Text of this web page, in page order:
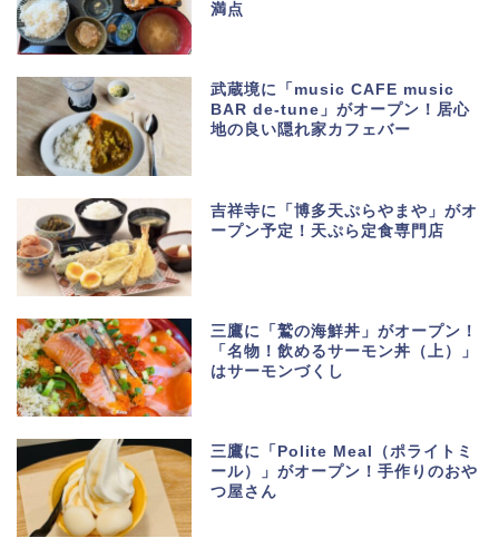
満点
武蔵境に「music CAFE music
BAR de-tune」がオープン！居心
地の良い隠れ家カフェバー
吉祥寺に「博多天ぷらやまや」がオ
ープン予定！天ぷら定食専門店
三鷹に「鷲の海鮮丼」がオープン！
「名物！飲めるサーモン丼（上）」
はサーモンづくし
三鷹に「Polite Meal（ポライトミ
ール）」がオープン！手作りのおや
つ屋さん